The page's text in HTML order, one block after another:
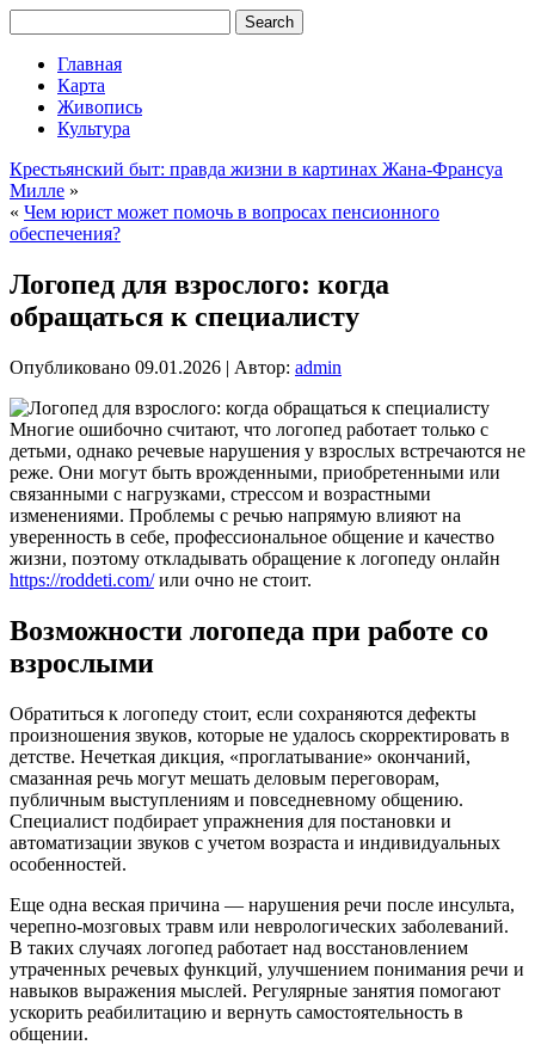
Главная
Карта
Живопись
Культура
Крестьянский быт: правда жизни в картинах Жана-Франсуа
Милле »
« Чем юрист может помочь в вопросах пенсионного
обеспечения?
Логопед для взрослого: когда
обращаться к специалисту
Опубликовано 09.01.2026 | Автор: admin
Многие ошибочно считают, что логопед работает только с
детьми, однако речевые нарушения у взрослых встречаются не
реже. Они могут быть врожденными, приобретенными или
связанными с нагрузками, стрессом и возрастными
изменениями. Проблемы с речью напрямую влияют на
уверенность в себе, профессиональное общение и качество
жизни, поэтому откладывать обращение к логопеду онлайн
https://roddeti.com/или очно не стоит.
Возможности логопеда при работе со
взрослыми
Обратиться к логопеду стоит, если сохраняются дефекты
произношения звуков, которые не удалось скорректировать в
детстве. Нечеткая дикция, «проглатывание» окончаний,
смазанная речь могут мешать деловым переговорам,
публичным выступлениям и повседневному общению.
Специалист подбирает упражнения для постановки и
автоматизации звуков с учетом возраста и индивидуальных
особенностей.
Еще одна веская причина — нарушения речи после инсульта,
черепно-мозговых травм или неврологических заболеваний.
В таких случаях логопед работает над восстановлением
утраченных речевых функций, улучшением понимания речи и
навыков выражения мыслей. Регулярные занятия помогают
ускорить реабилитацию и вернуть самостоятельность в
общении.